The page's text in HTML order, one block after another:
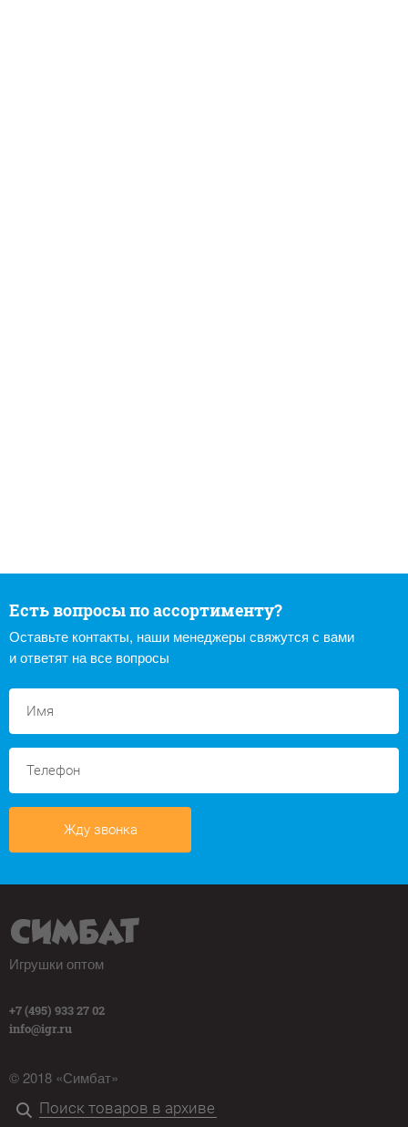
Есть вопросы по ассортименту?
Оставьте контакты, наши менеджеры свяжутся с вами
и ответят на все вопросы
Жду звонка
Игрушки оптом
+7 (495) 933 27 02
info@igr.ru
© 2018 «Симбат»